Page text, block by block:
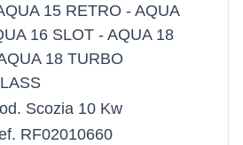
15 RETRO - AQUA
16 SLOT - AQUA 18
18 TURBO
Scozia 10 Kw
RF02010660